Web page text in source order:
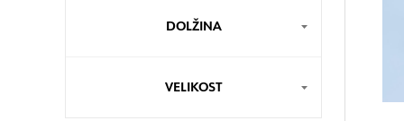
DOLŽINA
VELIKOST